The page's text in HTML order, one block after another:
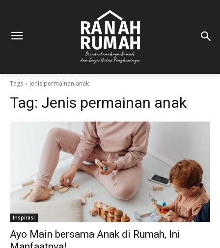
Tags Jenis permainan anak
Tag: Jenis permainan anak
Inspirasi
Ayo Main bersama Anak di Rumah, Ini